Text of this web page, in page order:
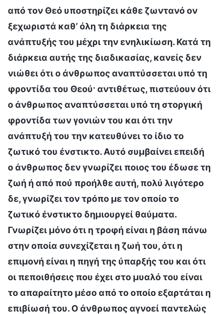
από τον Θεό υποστηρίζει κάθε ζωντανό ον
ξεχωριστά καθ’ όλη τη διάρκεια της
ανάπτυξής του μέχρι την ενηλικίωση. Κατά τη
διάρκεια αυτής της διαδικασίας, κανείς δεν
νιώθει ότι ο άνθρωπος αναπτύσσεται υπό τη
φροντίδα του Θεού· αντιθέτως, πιστεύουν ότι
ο άνθρωπος αναπτύσσεται υπό τη στοργική
φροντίδα των γονιών του και ότι την
ανάπτυξή του την κατευθύνει το ίδιο το
ζωτικό του ένστικτο. Αυτό συμβαίνει επειδή
ο άνθρωπος δεν γνωρίζει ποιος του έδωσε τη
ζωή ή από πού προήλθε αυτή, πολύ λιγότερο
δε, γνωρίζει τον τρόπο με τον οποίο το
ζωτικό ένστικτο δημιουργεί θαύματα.
Γνωρίζει μόνο ότι η τροφή είναι η βάση πάνω
στην οποία συνεχίζεται η ζωή του, ότι η
επιμονή είναι η πηγή της ύπαρξής του και ότι
οι πεποιθήσεις που έχει στο μυαλό του είναι
το απαραίτητο μέσο από το οποίο εξαρτάται η
επιβίωσή του. Ο άνθρωπος αγνοεί παντελώς